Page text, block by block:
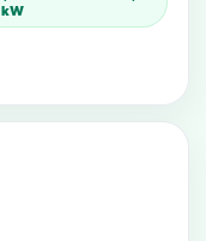
kW